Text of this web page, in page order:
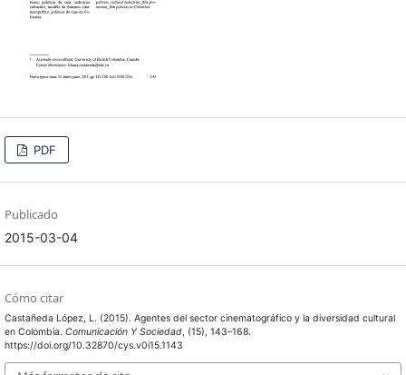
PDF
Publicado
2015-03-04
Cómo citar
Castañeda López, L. (2015). Agentes del sector cinematográfico y la diversidad cultural
en Colombia. Comunicación Y Sociedad, (15), 143–168.
https://doi.org/10.32870/cys.v0i15.1143